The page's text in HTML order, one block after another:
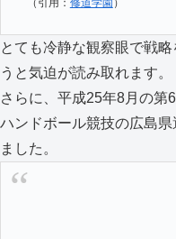
とても冷静な観察眼で戦
うと気迫が読み取れます。
さらに、平成25年8月の第
ハンドボール競技の広島
ました。